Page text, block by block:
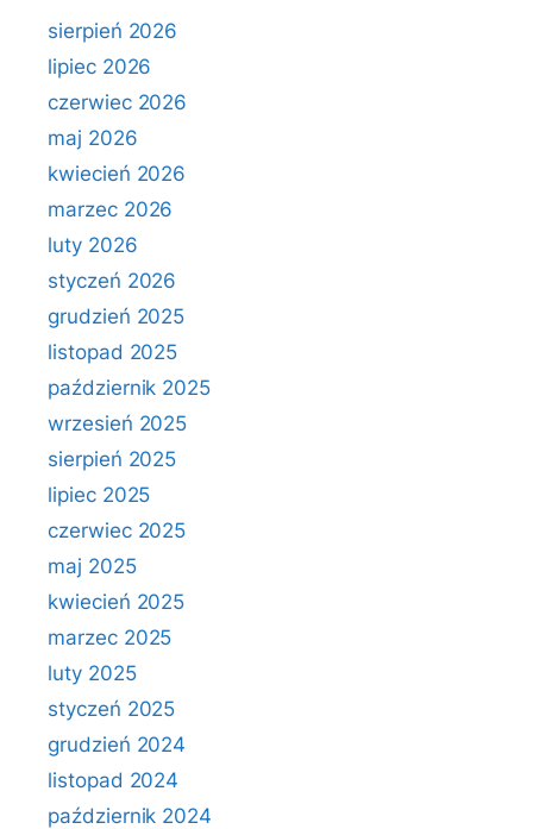
sierpień 2026
lipiec 2026
czerwiec 2026
maj 2026
kwiecień 2026
marzec 2026
luty 2026
styczeń 2026
grudzień 2025
listopad 2025
październik 2025
wrzesień 2025
sierpień 2025
lipiec 2025
czerwiec 2025
maj 2025
kwiecień 2025
marzec 2025
luty 2025
styczeń 2025
grudzień 2024
listopad 2024
październik 2024